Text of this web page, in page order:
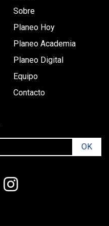
Sobre
Planeo Hoy
Planeo Academia
Planeo Digital
Equipo
Contacto
OK